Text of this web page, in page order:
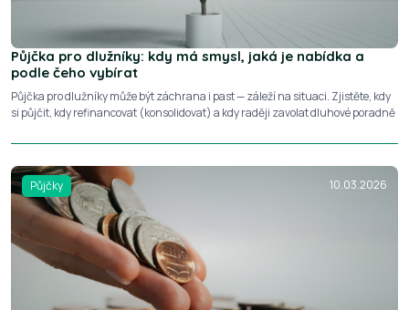
Půjčka pro dlužníky: kdy má smysl, jaká je nabídka a
podle čeho vybírat
Půjčka pro dlužníky může být záchrana i past — záleží na situaci. Zjistěte, kdy
si půjčit, kdy refinancovat (konsolidovat) a kdy raději zavolat dluhové poradně
Půjčky 10.03.2026